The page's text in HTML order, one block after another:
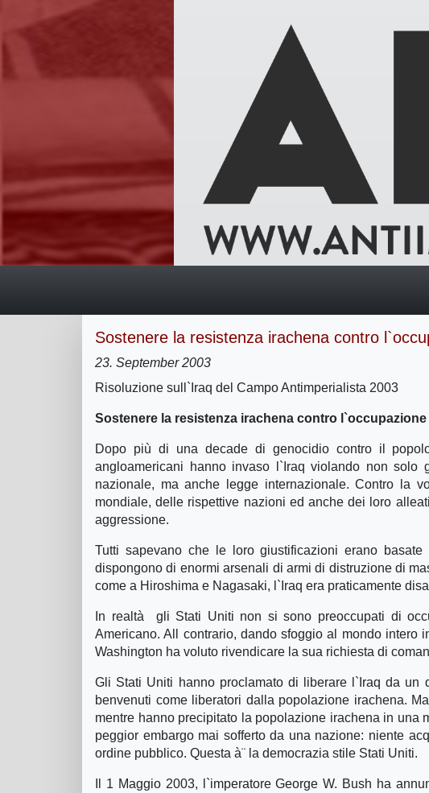
Sostenere la resistenza irachena contro
23. September 2003
Risoluzione sull`Iraq del Campo Antimperialista 2003
Sostenere la resistenza irachena contro
Dopo più di una decade di genocidio contro il
angloamericani hanno invaso l`Iraq violando non solo
nazionale, ma anche legge internazionale. Contro la
mondiale, delle rispettive nazioni ed anche dei loro
aggressione.
Tutti sapevano che le loro giustificazioni erano
dispongono di enormi arsenali di armi di distruzione di
come a Hiroshima e Nagasaki, l`Iraq era praticamente
In realtà gli Stati Uniti non si sono preoccupati di
Americano. All contrario, dando sfoggio al mondo intero
Washington ha voluto rivendicare la sua richiesta di
Gli Stati Uniti hanno proclamato di liberare l`Iraq da un
benvenuti come liberatori dalla popolazione irachena.
mentre hanno precipitato la popolazione irachena in una
peggior embargo mai sofferto da una nazione: niente
ordine pubblico. Questa à¨ la democrazia stile Stati Uniti.
Il 1 Maggio 2003, l`imperatore George W. Bush ha